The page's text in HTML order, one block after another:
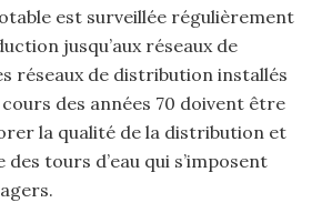
est surveillée régulièrement
jusqu’aux réseaux de
réseaux de distribution installés
des années 70 doivent être
la qualité de la distribution et
tours d’eau qui s’imposent